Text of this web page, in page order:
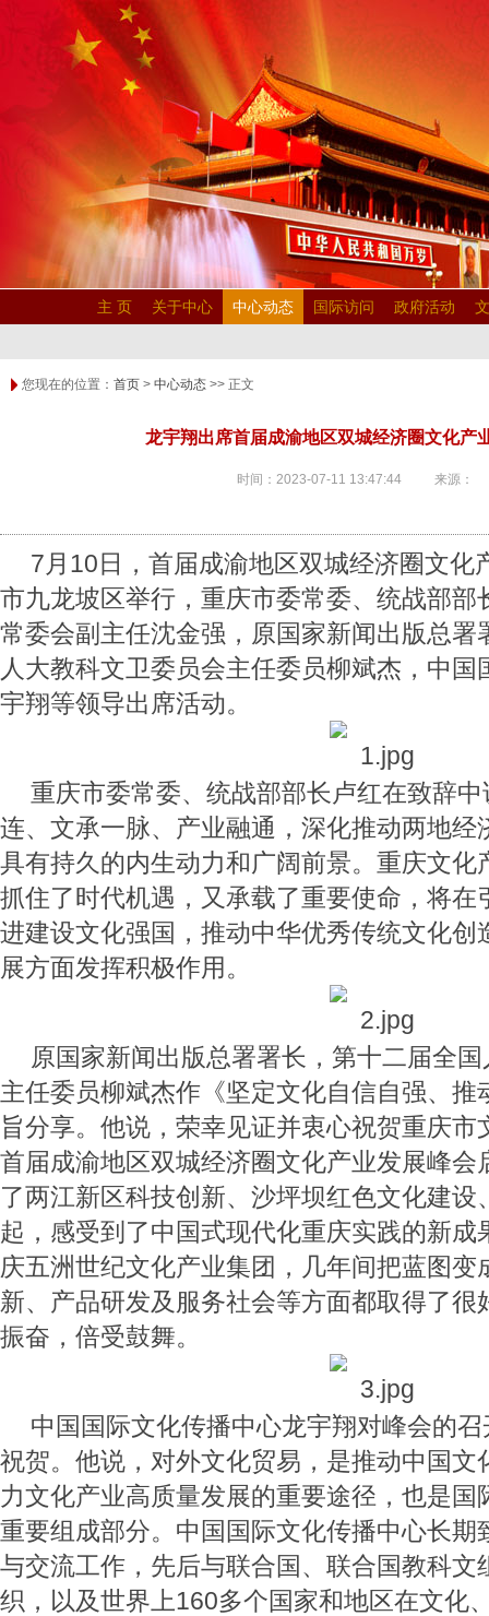
主 页 关于中心 中心动态 国际访问 政府活动
您现在的位置： 首页 > 中心动态 >> 正文
龙宇翔出席首届成渝地区双城经济圈文化产
时间：2023-07-11 13:47:44 来源：
7月10日，首届成渝地区双城经济圈文化
市九龙坡区举行，重庆市委常委、统战部部
常委会副主任沈金强，原国家新闻出版总署
人大教科文卫委员会主任委员柳斌杰，中国
宇翔等领导出席活动。
重庆市委常委、统战部部长卢红在致辞
连、文承一脉、产业融通，深化推动两地经
具有持久的内生动力和广阔前景。重庆文化
抓住了时代机遇，又承载了重要使命，将在
进建设文化强国，推动中华优秀传统文化创
展方面发挥积极作用。
原国家新闻出版总署署长，第十二届全
主任委员柳斌杰作《坚定文化自信自强、推
旨分享。他说，荣幸见证并衷心祝贺重庆市
首届成渝地区双城经济圈文化产业发展峰会
了两江新区科技创新、沙坪坝红色文化建设
起，感受到了中国式现代化重庆实践的新成
庆五洲世纪文化产业集团，几年间把蓝图变
新、产品研发及服务社会等方面都取得了很
振奋，倍受鼓舞。
中国国际文化传播中心龙宇翔对峰会的
祝贺。他说，对外文化贸易，是推动中国文
力文化产业高质量发展的重要途径，也是国
重要组成部分。中国国际文化传播中心长期
与交流工作，先后与联合国、联合国教科文
织，以及世界上160多个国家和地区在文化